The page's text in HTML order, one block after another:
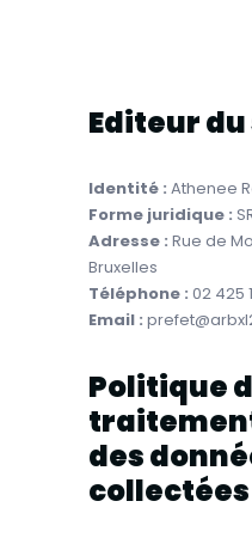
Editeur
Identité : Athenee
Forme juridique :
Adresse : Rue de
Bruxelles
Téléphone : 02 425
Email :
Politique
des